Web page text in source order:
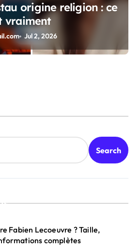
origine religion : ce
vraiment
Jul 2, 2026
Search
Fabien Lecoeuvre ? Taille,
complètes